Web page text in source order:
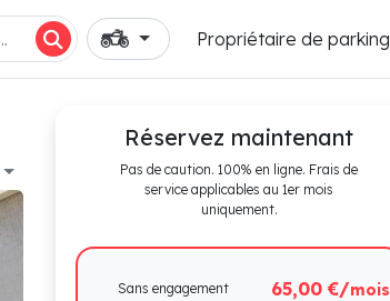
Propriétaire de parking
Réservez maintenant
Pas de caution. 100% en ligne. Frais de
service applicables au 1er mois
uniquement.
Sans engagement 65,00 €/mois